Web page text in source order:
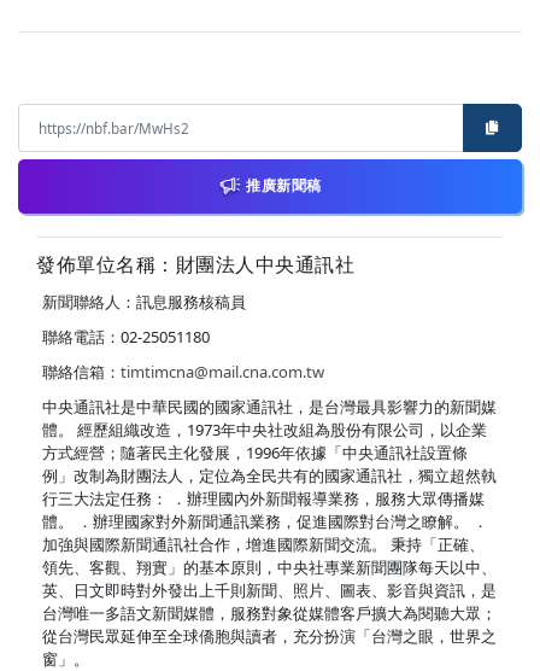
推廣新聞稿
發佈單位名稱：財團法人中央通訊社
新聞聯絡人：訊息服務核稿員
聯絡電話：02-25051180
聯絡信箱： timtimcna@mail.cna.com.tw
中央通訊社是中華民國的國家通訊社，是台灣最具影響力的新聞媒
體。 經歷組織改造，1973年中央社改組為股份有限公司，以企業
方式經營；隨著民主化發展，1996年依據「中央通訊社設置條
例」改制為財團法人，定位為全民共有的國家通訊社，獨立超然執
行三大法定任務： ．辦理國內外新聞報導業務，服務大眾傳播媒
體。 ．辦理國家對外新聞通訊業務，促進國際對台灣之瞭解。 ．
加強與國際新聞通訊社合作，增進國際新聞交流。 秉持「正確、
領先、客觀、翔實」的基本原則，中央社專業新聞團隊每天以中、
英、日文即時對外發出上千則新聞、照片、圖表、影音與資訊，是
台灣唯一多語文新聞媒體，服務對象從媒體客戶擴大為閱聽大眾；
從台灣民眾延伸至全球僑胞與讀者，充分扮演「台灣之眼，世界之
窗」。